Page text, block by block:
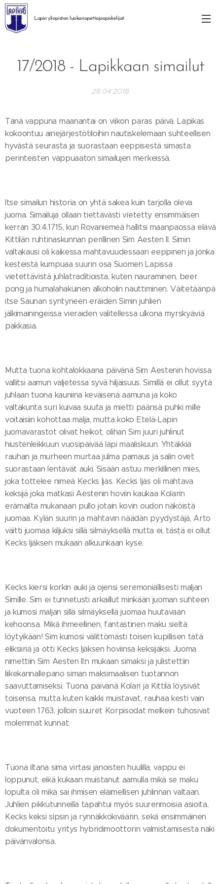
Lapin yliopiston luokanopettajaopiskelijat
17/2018 - Lapikkaan simailut
28.04.2018
Tänä vappuna maanantai on viikon paras päivä. Lapikas
kokoontuu ainejärjestötiloihin nautiskelemaan suhteellisen
hyvästä seurasta ja suorastaan eeppisestä simasta
perinteisten vappuaaton simailujen merkeissä.
Itse simailun historia on yhtä sakea kuin tarjolla oleva
juoma. Simailuja ollaan tiettävästi vietetty ensimmäisen
kerran 30.4.1715, kun Rovaniemeä hallitsi maanpaossa elävä
Kittilän ruhtinaskunnan perillinen Sim Aesten II. Simin
valtakausi oli kaikessa mahtavuudessaan eeppinen ja jonka
kesteistä kumpuaa suurin osa Suomen Lapissa
vietettävistä juhlatraditioista, kuten nauraminen, beer
pong ja humalahakuinen alkoholin nauttiminen. Väitetäänpä
itse Saunan syntyneen eräiden Simin juhlien
jälkimainingeissa vieraiden valitellessa ulkona myrskyäviä
pakkasia.
Mutta tuona kohtalokkaana päivänä Sim Aestenin hovissa
vallitsi aamun valjetessa syvä hiljaisuus. Simillä ei ollut syytä
juhlaan tuona kauniina keväisenä aamuna ja koko
valtakunta suri kuivaa suuta ja mietti päänsä puhki mille
voitaisiin kohottaa malja, mutta koko Etelä-Lapin
juomavarastot olivat heikot, olihan Sim juuri juhlinut
hiustenleikkuun vuosipäivää läpi maaliskuun. Yhtäkkiä
rauhan ja murheen murtaa julma pamaus ja salin ovet
suorastaan lentävät auki. Sisään astuu merkillinen mies,
joka tottelee nimeä Kecks Ijäs. Kecks Ijäs oli mahtava
keksijä joka matkasi Aestenin hoviin kaukaa Kolarin
erämailta mukanaan pullo jotain kovin oudon näköistä
juomaa. Kylän suurin ja mahtavin näädän pyydystäjä, Arto
väitti juomaa kiljuksi sillä silmäyksellä mutta ei, tästä ei ollut
Kecks Ijäksen mukaan alkuunkaan kyse.
Kecks kiersi korkin auki ja ojensi seremoniallisesti maljan
Simille. Sim ei tunnetusti arkaillut minkään juoman suhteen
ja kumosi maljan sillä silmäyksellä juomaa huutavaan
kehoonsa. Mikä ihmeellinen, fantastinen maku sieltä
löytyikään! Sim kumosi välittömästi toisen kupillisen tätä
eliksiiriä ja otti Kecks Ijäksen hoviinsa keksijäksi. Juoma
nimettiin Sim Aesten II:n mukaan simaksi ja julistettiin
liikekannallepano siman maksimaalisen tuotannon
saavuttamiseksi. Tuona päivänä Kolari ja Kittilä löysivät
toisensa, mutta kuten kaikki muistavat, rauhaa kesti vain
vuoteen 1763, jolloin suuret Korpisodat melkein tuhosivat
molemmat kunnat.
Tuona iltana sima virtasi janoisten huulilla, vappu ei
loppunut, eikä kukaan muistanut aamulla mikä se maku
lopulta oli mikä sai ihmisen eläimellisen juhlinnan valtaan.
Juhlien pikkutunneilla tapahtui myös suurenmoisia asioita,
Kecks keksi sipsin ja rynnäkkökiväärin, sekä ensimmäinen
dokumentoitu yritys hybridimoottorin valmistamisesta näki
päivänvalonsa.